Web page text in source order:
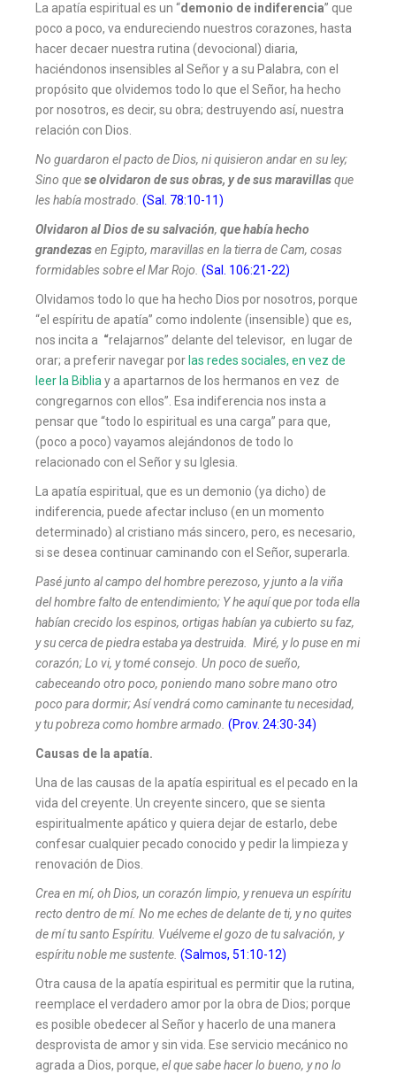
La apatía espiritual es un “demonio de indiferencia” que
poco a poco, va endureciendo nuestros corazones, hasta
hacer decaer nuestra rutina (devocional) diaria,
haciéndonos insensibles al Señor y a su Palabra, con el
propósito que olvidemos todo lo que el Señor, ha hecho
por nosotros, es decir, su obra; destruyendo así, nuestra
relación con Dios.
No guardaron el pacto de Dios, ni quisieron andar en su ley;
Sino quese olvidaron de sus obras, y de sus maravillasque
les había mostrado. (Sal. 78:10-11)
Olvidaron al Dios de su salvación, que había hecho
grandezasen Egipto, maravillas en la tierra de Cam, cosas
formidables sobre el Mar Rojo. (Sal. 106:21-22)
Olvidamos todo lo que ha hecho Dios por nosotros, porque
“el espíritu de apatía” como indolente (insensible) que es,
nos incita a “relajarnos” delante del televisor, en lugar de
orar; a preferir navegar por las redes sociales, en vez de
leer la Bibliay a apartarnos de los hermanos en vez de
congregarnos con ellos”. Esa indiferencia nos insta a
pensar que “todo lo espiritual es una carga” para que,
(poco a poco) vayamos alejándonos de todo lo
relacionado con el Señor y su Iglesia.
La apatía espiritual, que es un demonio (ya dicho) de
indiferencia, puede afectar incluso (en un momento
determinado) al cristiano más sincero, pero, es necesario,
si se desea continuar caminando con el Señor, superarla.
Pasé junto al campo del hombre perezoso, y junto a la viña
del hombre falto de entendimiento; Y he aquí que por toda ella
habían crecido los espinos, ortigas habían ya cubierto su faz,
y su cerca de piedra estaba ya destruida. Miré, y lo puse en mi
corazón; Lo vi, y tomé consejo. Un poco de sueño,
cabeceando otro poco, poniendo mano sobre mano otro
poco para dormir; Así vendrá como caminante tu necesidad,
y tu pobreza como hombre armado. (Prov. 24:30-34)
Causas de la apatía.
Una de las causas de la apatía espiritual es el pecado en la
vida del creyente. Un creyente sincero, que se sienta
espiritualmente apático y quiera dejar de estarlo, debe
confesar cualquier pecado conocido y pedir la limpieza y
renovación de Dios.
Crea en mí, oh Dios, un corazón limpio, y renueva un espíritu
recto dentro de mí. No me eches de delante de ti, y no quites
de mí tu santo Espíritu. Vuélveme el gozo de tu salvación, y
espíritu noble me sustente. (Salmos, 51:10-12)
Otra causa de la apatía espiritual es permitir que la rutina,
reemplace el verdadero amor por la obra de Dios; porque
es posible obedecer al Señor y hacerlo de una manera
desprovista de amor y sin vida. Ese servicio mecánico no
agrada a Dios, porque, el que sabe hacer lo bueno, y no lo